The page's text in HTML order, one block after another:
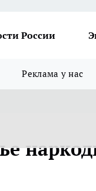
России
Реклама у нас